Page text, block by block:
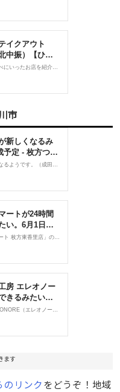
市
ます
のリンク をどうぞ！地域